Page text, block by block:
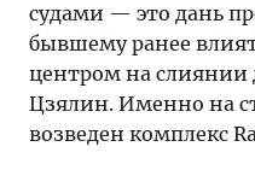
судами — это дань
бывшему ранее
центром на
Цзялин. Именно на
возведен комплекс